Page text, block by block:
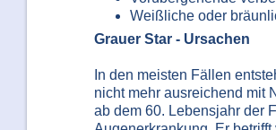
Weißliche oder
Grauer Star - Ursachen
In den meisten Fällen
nicht mehr ausreichend mit
ab dem 60. Lebensjahr der